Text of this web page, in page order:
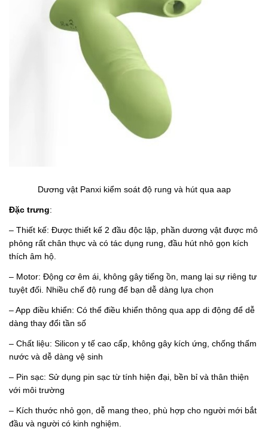
Dương vật Panxi kiểm soát độ rung và hút qua aap
Đặc trưng:
– Thiết kế: Được thiết kế 2 đầu độc lập, phần dương vật được mô
phỏng rất chân thực và có tác dụng rung, đầu hút nhỏ gọn kích
thích âm hộ.
– Motor: Động cơ êm ái, không gây tiếng ồn, mang lại sự riêng tư
tuyệt đối. Nhiều chế độ rung để bạn dễ dàng lựa chọn
– App điều khiển: Có thể điều khiển thông qua app di động để dễ
dàng thay đổi tần số
– Chất liệu: Silicon y tế cao cấp, không gây kích ứng, chống thấm
nước và dễ dàng vệ sinh
– Pin sạc: Sử dụng pin sạc từ tính hiện đại, bền bỉ và thân thiện
với môi trường
– Kích thước nhỏ gọn, dễ mang theo, phù hợp cho người mới bắt
đầu và người có kinh nghiệm.